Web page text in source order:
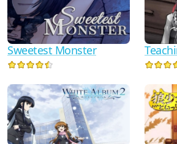
Sweetest Monster